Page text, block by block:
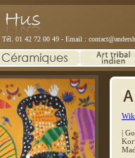
Tél. 01 42 72 00 49 - Email :
|